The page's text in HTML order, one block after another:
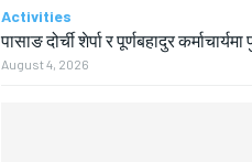
Activities
पासाङ दोर्ची शेर्पा र पूर्णबहादुर
August 4, 2026